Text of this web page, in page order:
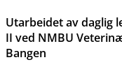
Utarbeidet av daglig
II ved NMBU
Bangen